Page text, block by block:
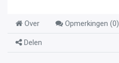
Over Opmerkingen (0)
Delen